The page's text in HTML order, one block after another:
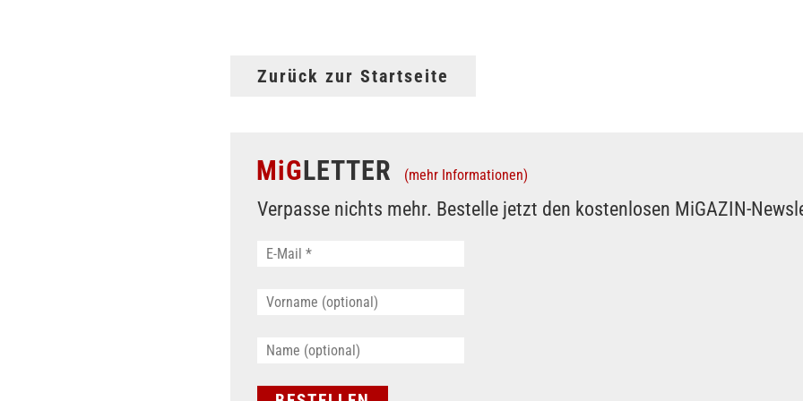
Zurück zur Startseite
MiGLETTER (mehr Informationen)
Verpasse nichts mehr. Bestelle jetzt den kostenlosen MiGAZIN-